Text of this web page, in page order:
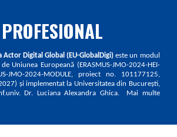
Actor Digital Global (EU-GlobalDigi)este un modul
Uniunea Europeană (ERASMUS-JMO-2024-HEI-
JMO-2024-MODULE, proiect no. 101177125,
și implementat la Universitatea din București,
Dr. Luciana Alexandra Ghica.
Mai multe